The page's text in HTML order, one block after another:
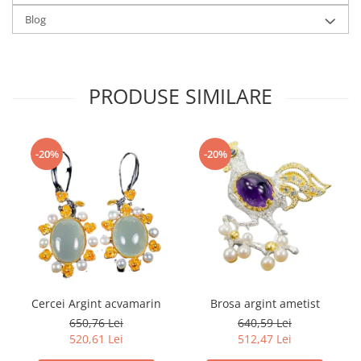
Blog
PRODUSE SIMILARE
-20%
Cercei Argint acvamarin
650,76 Lei
520,61 Lei
-20%
Brosa argint ametist
640,59 Lei
512,47 Lei